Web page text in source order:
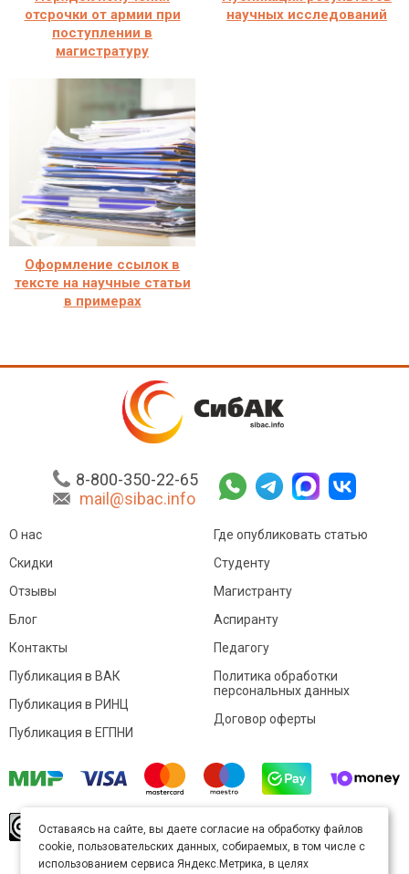
отсрочки от армии при
поступлении в
магистратуру
научных исследований
Оформление ссылок в
тексте на научные статьи
в примерах
8-800-350-22-65
mail@sibac.info
О нас
Скидки
Отзывы
Блог
Контакты
Где опубликовать статью
Студенту
Магистранту
Аспиранту
Педагогу
Публикация в ВАК
Публикация в РИНЦ
Публикация в ЕГПНИ
Политика обработки
персональных данных
Договор оферты
произведение доступно полицензии Creative
Commons «Attribution» («Атрибуция») 4.0
Непортированная.
Оставаясь на сайте, вы даете согласие на обработку файлов
cookie, пользовательских данных, собираемых, в том числе с
использованием сервиса Яндекс.Метрика, в целях